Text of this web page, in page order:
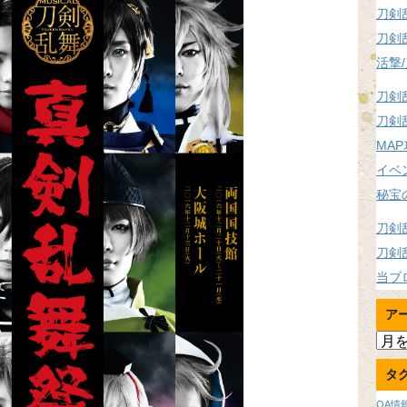
刀剣
刀剣
活撃
刀剣
刀剣
MAP
イベ
秘宝
刀剣
刀剣
当ブ
ア
ア
ー
カ
イ
タ
OA情